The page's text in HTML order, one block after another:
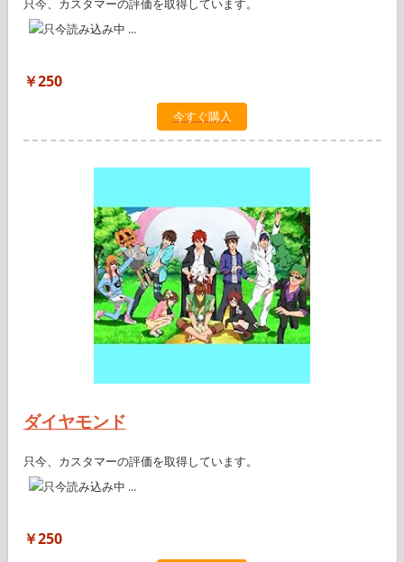
只今、カスタマーの評価を取得しています。
￥250
今すぐ購入
ダイヤモンド
只今、カスタマーの評価を取得しています。
￥250